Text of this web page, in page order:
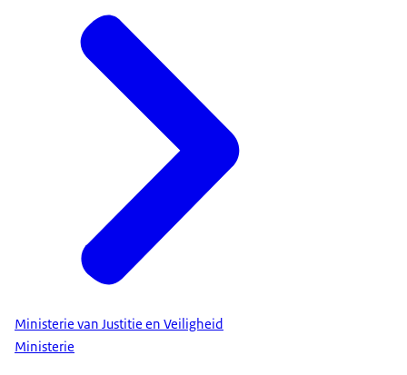
Ministerie van Justitie en Veiligheid
Ministerie